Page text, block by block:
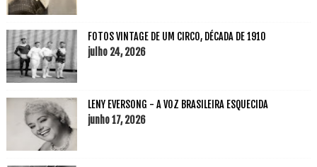
FOTOS VINTAGE DE UM CIRCO, DÉCADA DE 1910
julho 24, 2026
LENY EVERSONG - A VOZ BRASILEIRA ESQUECIDA
junho 17, 2026